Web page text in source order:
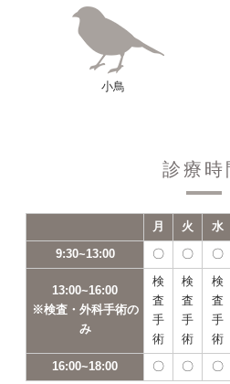
小鳥
診療時
月 火 水
9:30~13:00 〇 〇 〇
13:00~16:00
※検査・外科手術の
み
検
査
手
術
検
査
手
術
検
査
手
術
16:00~18:00 〇 〇 〇